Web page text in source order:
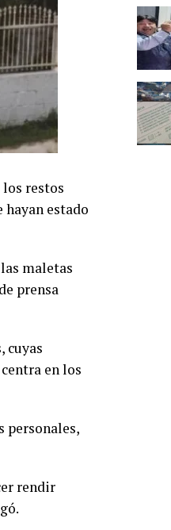
restos
hayan estado
maletas
prensa
cuyas
en los
personales,
rendir